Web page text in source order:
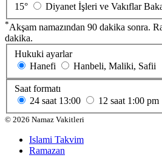
15°
Diyanet İşleri ve Vakıflar
*Akşam namazından 90 dakika sonra.
dakika.
Hukuki ayarlar
Hanefi
Hanbeli, Maliki, Safii
Saat formatı
24 saat 13:00 12 saat 1:00 pm
© 2026 Namaz Vakitleri
Islami Takvim
Ramazan